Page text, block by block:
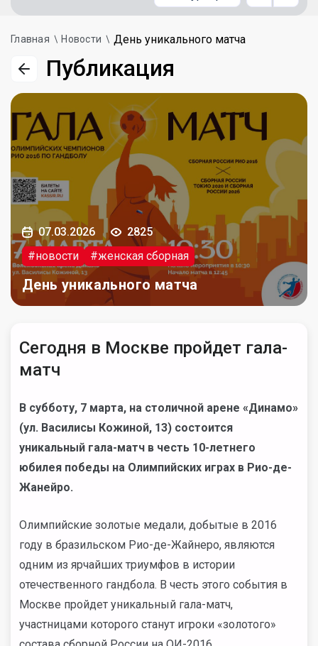
Главная Новости День уникального матча
Публикация
07.03.2026
2825
#новости
#женская сборная
День уникального матча
Сегодня в Москве пройдет гала-
матч
В субботу, 7 марта, на столичной арене «Динамо»
(ул. Василисы Кожиной, 13) состоится
уникальный гала-матч в честь 10-летнего
юбилея победы на Олимпийских играх в Рио-де-
Жанейро.
Олимпийские золотые медали, добытые в 2016
году в бразильском Рио-де-Жайнеро, являются
одним из ярчайших триумфов в истории
отечественного гандбола. В честь этого события в
Москве пройдет уникальный гала-матч,
участницами которого станут игроки «золотого»